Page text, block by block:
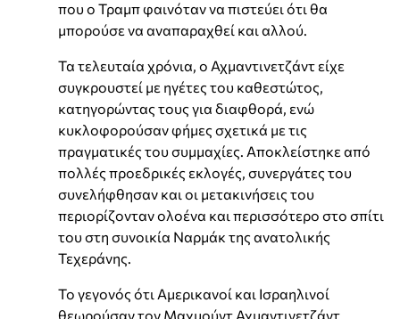
που ο Τραμπ φαινόταν να πιστεύει ότι θα
μπορούσε να αναπαραχθεί και αλλού.
Τα τελευταία χρόνια, ο Αχμαντινετζάντ είχε
συγκρουστεί με ηγέτες του καθεστώτος,
κατηγορώντας τους για διαφθορά, ενώ
κυκλοφορούσαν φήμες σχετικά με τις
πραγματικές του συμμαχίες. Αποκλείστηκε από
πολλές προεδρικές εκλογές, συνεργάτες του
συνελήφθησαν και οι μετακινήσεις του
περιορίζονταν ολοένα και περισσότερο στο σπίτι
του στη συνοικία Ναρμάκ της ανατολικής
Τεχεράνης.
Το γεγονός ότι Αμερικανοί και Ισραηλινοί
θεωρούσαν τον Μαχμούντ Αχμαντινετζάντ